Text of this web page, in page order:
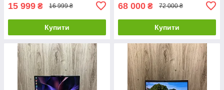
15 999 ₴ 16 999 ₴
Купити
68 000 ₴ 72 000 ₴
Купити